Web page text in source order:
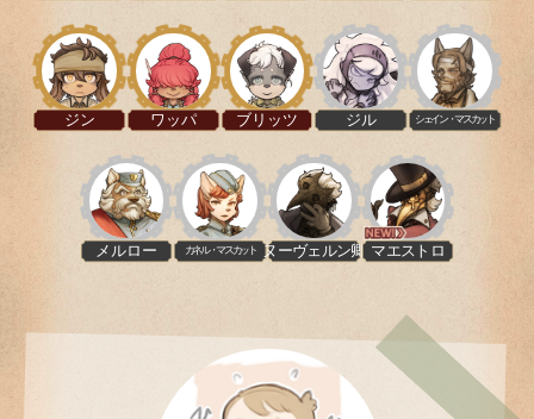
ジン ワッパ ブリッツ ジル シェイン・マスカット
メルロー カネル・マスカット ヌーヴェルン卿 マエストロ